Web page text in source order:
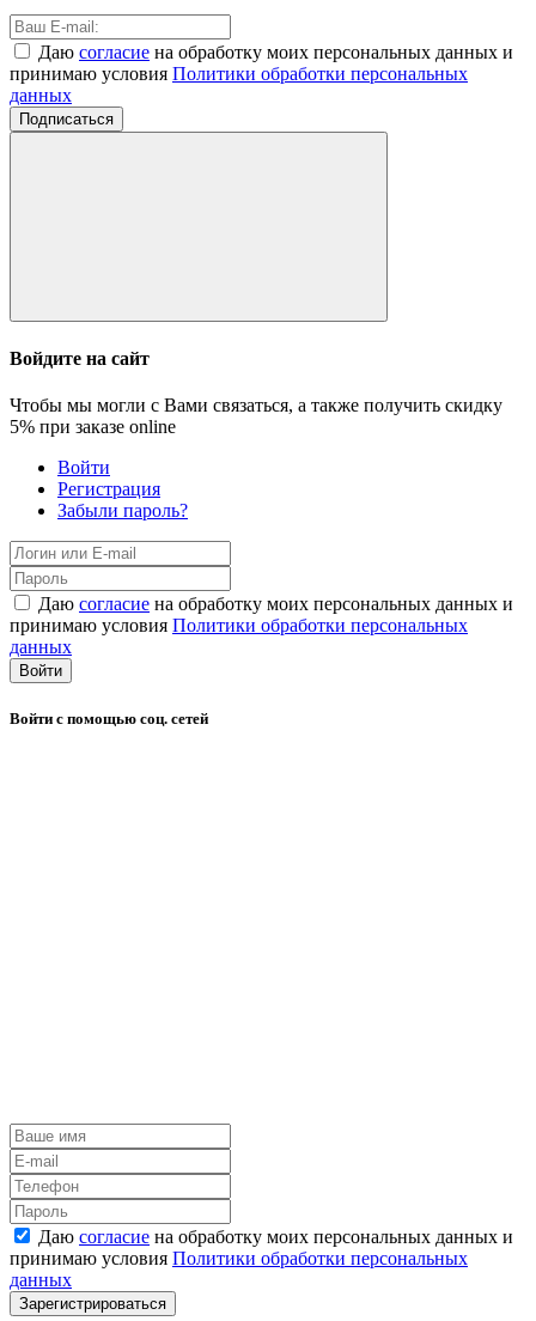
Даю согласие на обработку моих персональных данных и
принимаю условия Политики обработки персональных
данных
Подписаться
Войдите на сайт
Чтобы мы могли с Вами связаться, а также получить скидку
5% при заказе online
Войти
Регистрация
Забыли пароль?
Даю согласие на обработку моих персональных данных и
принимаю условия Политики обработки персональных
данных
Войти
Войти с помощью соц. сетей
Даю согласие на обработку моих персональных данных и
принимаю условия Политики обработки персональных
данных
Зарегистрироваться